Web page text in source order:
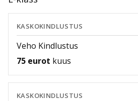
KASKOKINDLUSTUS
Veho Kindlustus
75 eurot kuus
KASKOKINDLUSTUS